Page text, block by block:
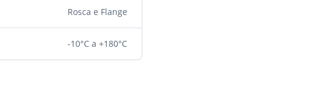
Rosca e Flange
-10°C a +180°C